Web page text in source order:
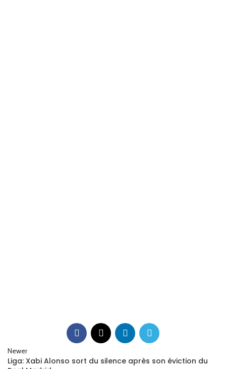
Newer
Liga: Xabi Alonso sort du silence après son éviction du